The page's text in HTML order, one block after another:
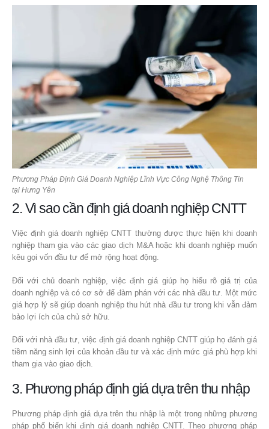
Phương Pháp Định Giá Doanh Nghiệp Lĩnh Vực Công Nghệ Thông Tin
tại Hưng Yên
2. Vì sao cần định giá doanh nghiệp CNTT
Việc định giá doanh nghiệp CNTT thường được thực hiện khi doanh
nghiệp tham gia vào các giao dịch M&A hoặc khi doanh nghiệp muốn
kêu gọi vốn đầu tư để mở rộng hoạt động.
Đối với chủ doanh nghiệp, việc định giá giúp họ hiểu rõ giá trị của
doanh nghiệp và có cơ sở để đàm phán với các nhà đầu tư. Một mức
giá hợp lý sẽ giúp doanh nghiệp thu hút nhà đầu tư trong khi vẫn đảm
bảo lợi ích của chủ sở hữu.
Đối với nhà đầu tư, việc định giá doanh nghiệp CNTT giúp họ đánh giá
tiềm năng sinh lợi của khoản đầu tư và xác định mức giá phù hợp khi
tham gia vào giao dịch.
3. Phương pháp định giá dựa trên thu nhập
Phương pháp định giá dựa trên thu nhập là một trong những phương
pháp phổ biến khi định giá doanh nghiệp CNTT. Theo phương pháp